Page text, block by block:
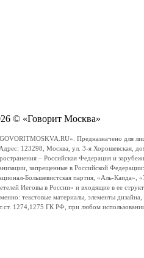
© «Говорит Москва»
Предназначено для
123298, Москва, ул. 3-я Хорошевская,
– Российская Федерация и
запрещенные в Российской
Большевистская партия, «Аль-
Иеговы в России» и входящие в ее
текстовые материалы, элементы
1274,1275 ГК РФ, при любом